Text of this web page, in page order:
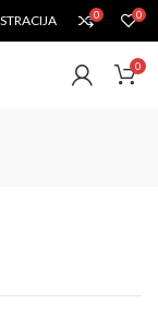
0 0
0